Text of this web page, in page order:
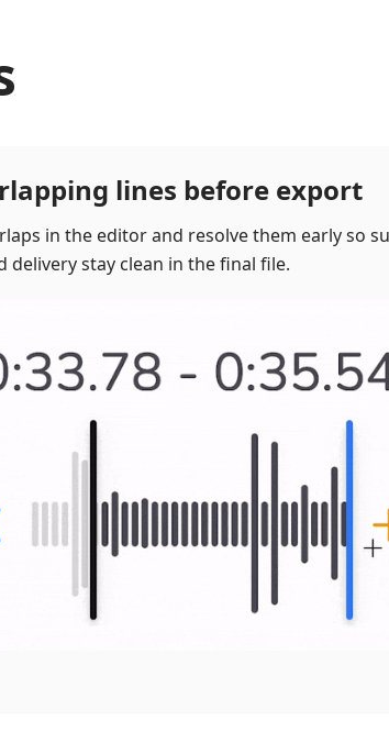
lines before export
in the editor and resolve them early so
delivery stay clean in the final file.